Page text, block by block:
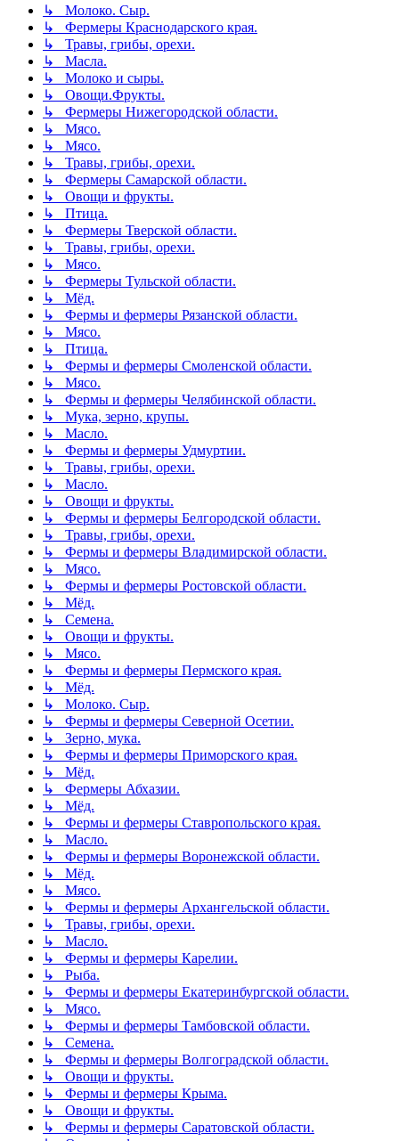
↳ Молоко. Сыр.
↳ Фермеры Краснодарского края.
↳ Травы, грибы, орехи.
↳ Масла.
↳ Молоко и сыры.
↳ Овощи.Фрукты.
↳ Фермеры Нижегородской области.
↳ Мясо.
↳ Мясо.
↳ Травы, грибы, орехи.
↳ Фермеры Самарской области.
↳ Овощи и фрукты.
↳ Птица.
↳ Фермеры Тверской области.
↳ Травы, грибы, орехи.
↳ Мясо.
↳ Фермеры Тульской области.
↳ Мёд.
↳ Фермы и фермеры Рязанской области.
↳ Мясо.
↳ Птица.
↳ Фермы и фермеры Смоленской области.
↳ Мясо.
↳ Фермы и фермеры Челябинской области.
↳ Мука, зерно, крупы.
↳ Масло.
↳ Фермы и фермеры Удмуртии.
↳ Травы, грибы, орехи.
↳ Масло.
↳ Овощи и фрукты.
↳ Фермы и фермеры Белгородской области.
↳ Травы, грибы, орехи.
↳ Фермы и фермеры Владимирской области.
↳ Мясо.
↳ Фермы и фермеры Ростовской области.
↳ Мёд.
↳ Семена.
↳ Овощи и фрукты.
↳ Мясо.
↳ Фермы и фермеры Пермского края.
↳ Мёд.
↳ Молоко. Сыр.
↳ Фермы и фермеры Северной Осетии.
↳ Зерно, мука.
↳ Фермы и фермеры Приморского края.
↳ Мёд.
↳ Фермеры Абхазии.
↳ Мёд.
↳ Фермы и фермеры Ставропольского края.
↳ Масло.
↳ Фермы и фермеры Воронежской области.
↳ Мёд.
↳ Мясо.
↳ Фермы и фермеры Архангельской области.
↳ Травы, грибы, орехи.
↳ Масло.
↳ Фермы и фермеры Карелии.
↳ Рыба.
↳ Фермы и фермеры Екатеринбургской области.
↳ Мясо.
↳ Фермы и фермеры Тамбовской области.
↳ Семена.
↳ Фермы и фермеры Волгоградской области.
↳ Овощи и фрукты.
↳ Фермы и фермеры Крыма.
↳ Овощи и фрукты.
↳ Фермы и фермеры Саратовской области.